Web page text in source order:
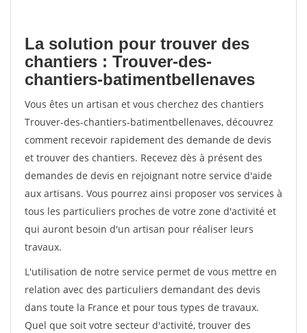
La solution pour trouver des
chantiers : Trouver-des-
chantiers-batimentbellenaves
Vous êtes un artisan et vous cherchez des chantiers
Trouver-des-chantiers-batimentbellenaves, découvrez
comment recevoir rapidement des demande de devis
et trouver des chantiers. Recevez dès à présent des
demandes de devis en rejoignant notre service d'aide
aux artisans. Vous pourrez ainsi proposer vos services à
tous les particuliers proches de votre zone d'activité et
qui auront besoin d'un artisan pour réaliser leurs
travaux.
L'utilisation de notre service permet de vous mettre en
relation avec des particuliers demandant des devis
dans toute la France et pour tous types de travaux.
Quel que soit votre secteur d'activité, trouver des